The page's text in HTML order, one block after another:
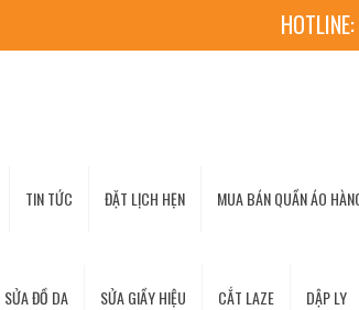
HOTLINE:
TIN TỨC ĐẶT LỊCH HẸN MUA BÁN QUẦN ÁO
SỬA ĐỒ DA SỬA GIẦY HIỆU CẮT LAZE DẬP LY